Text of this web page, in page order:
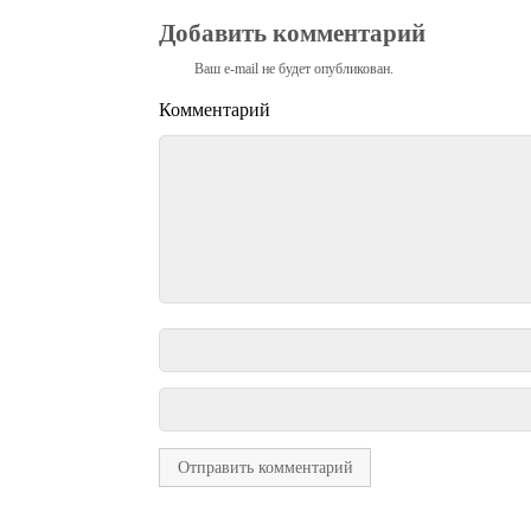
Добавить комментарий
Ваш e-mail не будет опубликован.
Комментарий